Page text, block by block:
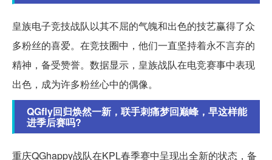
皇族电子竞技战队以其不屈的气魄和出色的技艺赢得了众
多粉丝的喜爱。在竞技圈中，他们一直坚持着永不言弃的
精神，备受赞誉。数据显示，皇族战队在电竞赛事中表现
出色，成为许多粉丝心中的偶像。
QGfly回归焕然一新，联手刺痛梦回巅峰，早这样能
进季后赛吗?
重庆QGhappy战队在KPL春季赛中呈现出全新的状态，备